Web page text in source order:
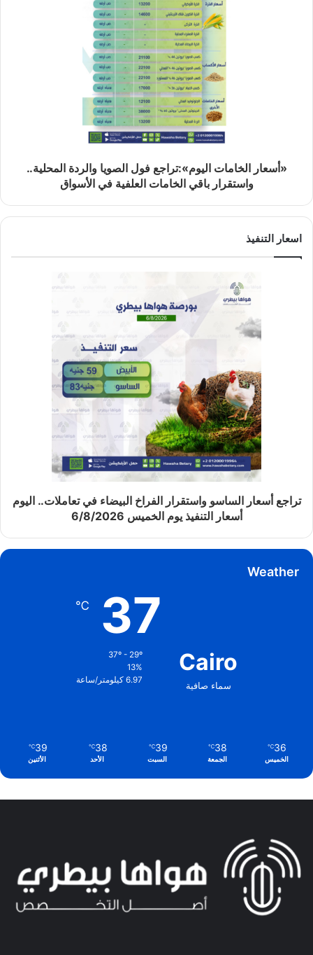
«أسعار الخامات اليوم»:تراجع فول الصويا والردة المحلية..
واستقرار باقي الخامات العلفية في الأسواق
اسعار التنفيذ
تراجع أسعار الساسو واستقرار الفراخ البيضاء في تعاملات.. اليوم
أسعار التنفيذ يوم الخميس 6/8/2026
Weather
Cairo
سماء صافية
37
℃
13%
6.97 كيلومتر/ساعة
36
℃
الخميس
38
℃
الجمعة
39
℃
السبت
38
℃
الأحد
39
℃
الأثنين